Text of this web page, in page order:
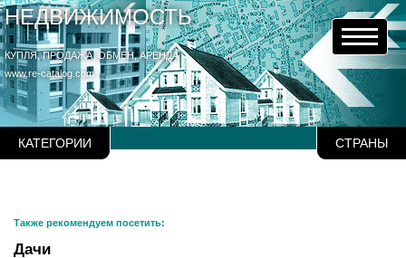
НЕДВИЖИМОСТЬ
КУПЛЯ, ПРОДАЖА, ОБМЕН, АРЕНДА
www.re-catalog.com
КАТЕГОРИИ СТРАНЫ
Также рекомендуем посетить:
Дачи